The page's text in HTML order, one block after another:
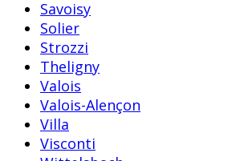
Savoisy
Solier
Strozzi
Theligny
Valois
Valois-Alençon
Villa
Visconti